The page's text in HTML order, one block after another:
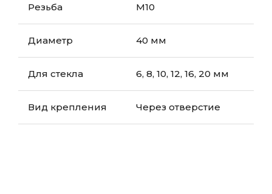
Резьба М10
Диаметр 40 мм
Для стекла 6, 8, 10, 12, 16, 20 мм
Вид крепления Через отверстие